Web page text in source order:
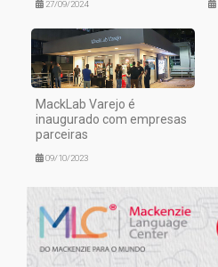
27/09/2024
MackLab Varejo é
inaugurado com empresas
parceiras
09/10/2023